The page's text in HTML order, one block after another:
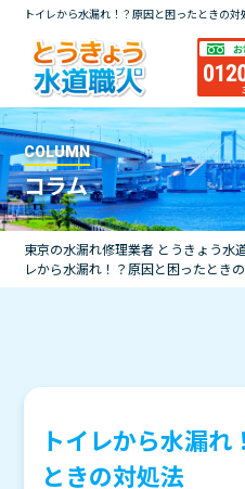
トイレから水漏れ！？原因と困ったときの
COLUMN
コラム
東京の水漏れ修理業者 とうきょう水
レから水漏れ！？原因と困ったとき
トイレから水漏
ときの対処法